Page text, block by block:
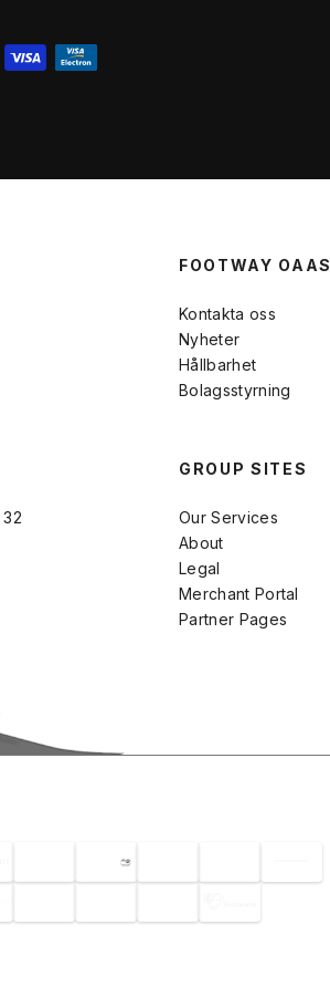
FOOTWAY OAAS
Kontakta oss
Nyheter
Hållbarhet
Bolagsstyrning
GROUP SITES
Our Services
About
Legal
Merchant Portal
Partner Pages